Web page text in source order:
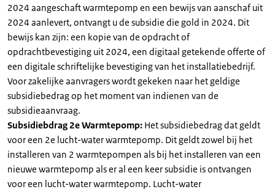
2024 aangeschaft warmtepomp en een bewijs van aanschaf uit
2024 aanlevert, ontvangt u de subsidie die gold in 2024. Dit
bewijs kan zijn: een kopie van de opdracht of
opdrachtbevestiging uit 2024, een digitaal getekende offerte of
een digitale schriftelijke bevestiging van het installatiebedrijf.
Voor zakelijke aanvragers wordt gekeken naar het geldige
subsidiebedrag op het moment van indienen van de
subsidieaanvraag.
Subsidiebdrag 2e Warmtepomp: Het subsidiebedrag dat geldt
voor een 2e lucht-water warmtepomp. Dit geldt zowel bij het
installeren van 2 warmtepompen als bij het installeren van een
nieuwe warmtepomp als er al een keer subsidie is ontvangen
voor een lucht-water warmtepomp. Lucht-water